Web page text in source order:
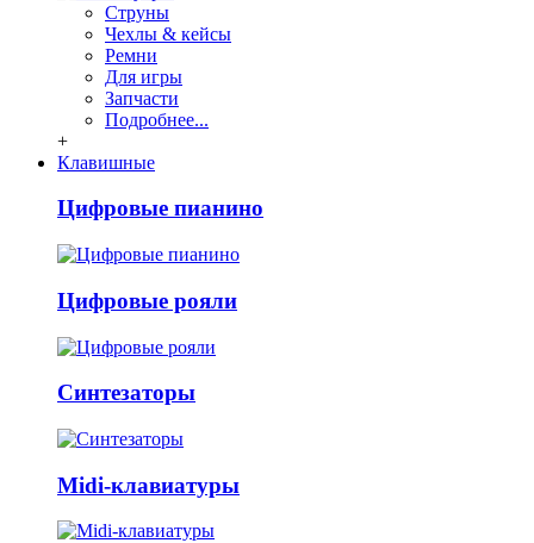
Струны
Чехлы & кейсы
Ремни
Для игры
Запчасти
Подробнее...
+
Клавишные
Цифровые пианино
Цифровые рояли
Синтезаторы
Midi-клавиатуры